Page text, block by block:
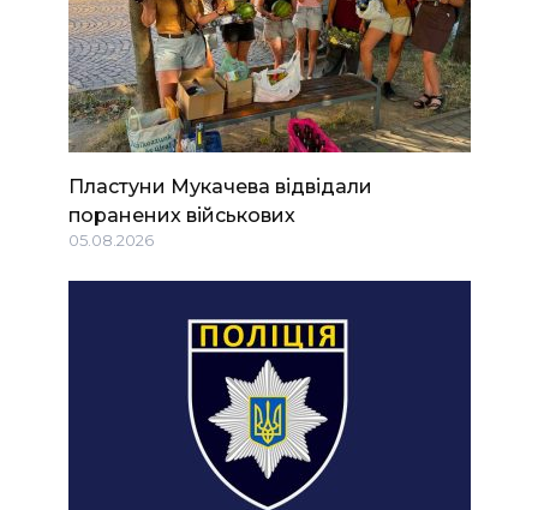
Пластуни Мукачева відвідали
поранених військових
05.08.2026